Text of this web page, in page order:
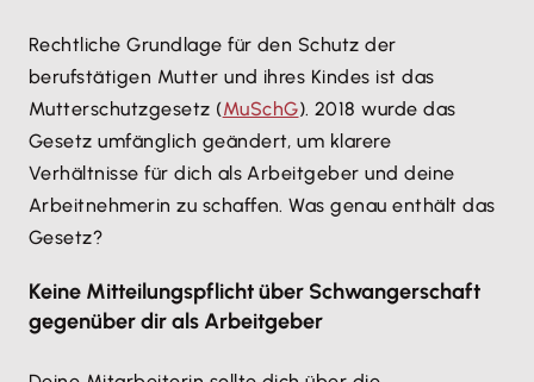
Rechtliche Grundlage für den Schutz der
berufstätigen Mutter und ihres Kindes ist das
Mutterschutzgesetz (MuSchG). 2018 wurde das
Gesetz umfänglich geändert, um klarere
Verhältnisse für dich als Arbeitgeber und deine
Arbeitnehmerin zu schaffen. Was genau enthält das
Gesetz?
Keine Mitteilungspflicht über Schwangerschaft
gegenüber dir als Arbeitgeber